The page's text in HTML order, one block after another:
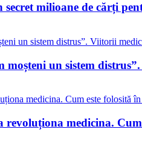
milioane de cărți
moșteni un sistem
revoluționa medicina.